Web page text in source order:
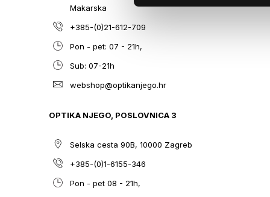
Makarska
+385-(0)21-612-709
Pon - pet: 07 - 21h,
Sub: 07-21h
webshop@optikanjego.hr
OPTIKA NJEGO, POSLOVNICA 3
Selska cesta 90B, 10000 Zagreb
+385-(0)1-6155-346
Pon - pet 08 - 21h,